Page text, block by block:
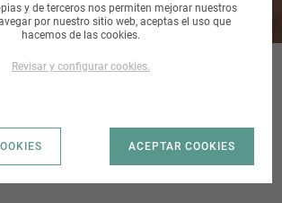
ALICANTE,
y de terceros nos permiten mejorar nuestros
por nuestro sitio web, aceptas el uso que
hacemos de las cookies.
Revisar y configurar cookies.
ACEPTAR COOKIES